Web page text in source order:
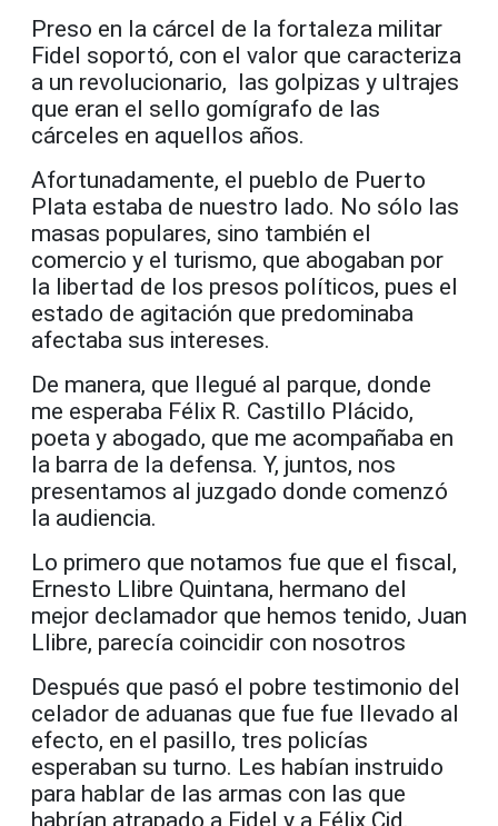
Preso en la cárcel de la fortaleza militar
Fidel soportó, con el valor que caracteriza
a un revolucionario, las golpizas y ultrajes
que eran el sello gomígrafo de las
cárceles en aquellos años.
Afortunadamente, el pueblo de Puerto
Plata estaba de nuestro lado. No sólo las
masas populares, sino también el
comercio y el turismo, que abogaban por
la libertad de los presos políticos, pues el
estado de agitación que predominaba
afectaba sus intereses.
De manera, que llegué al parque, donde
me esperaba Félix R. Castillo Plácido,
poeta y abogado, que me acompañaba en
la barra de la defensa. Y, juntos, nos
presentamos al juzgado donde comenzó
la audiencia.
Lo primero que notamos fue que el fiscal,
Ernesto Llibre Quintana, hermano del
mejor declamador que hemos tenido, Juan
Llibre, parecía coincidir con nosotros
Después que pasó el pobre testimonio del
celador de aduanas que fue fue llevado al
efecto, en el pasillo, tres policías
esperaban su turno. Les habían instruido
para hablar de las armas con las que